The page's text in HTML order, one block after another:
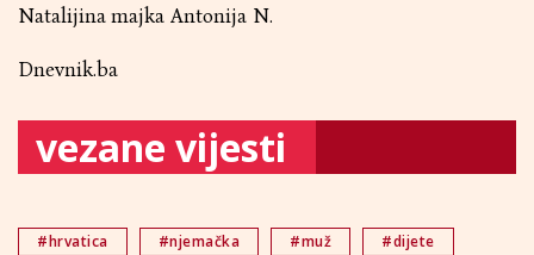
Natalijina majka Antonija N.
Dnevnik.ba
vezane vijesti
#hrvatica #njemačka #muž
#dijete